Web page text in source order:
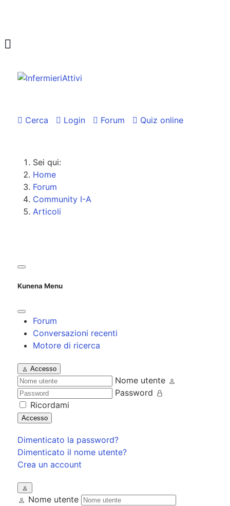
Cerca Login Forum Quiz online
Sei qui:
Home
Forum
Community I-A
Articoli
Kunena Menu
Forum
Conversazioni recenti
Motore di ricerca
Accesso
Nome utente
Password
Ricordami
Accesso
Dimenticato la password?
Dimenticato il nome utente?
Crea un account
Nome utente